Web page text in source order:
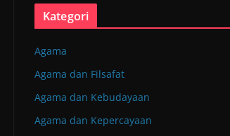
Kategori
Agama
Agama dan Filsafat
Agama dan Kebudayaan
Agama dan Kepercayaan